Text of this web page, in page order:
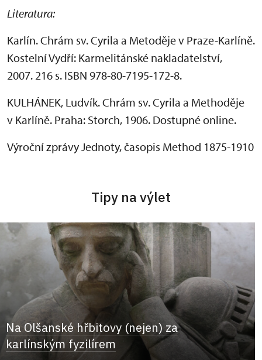
Literatura:
Karlín. Chrám sv. Cyrila a Metoděje v Praze-Karlíně.
Kostelní Vydří: Karmelitánské nakladatelství,
2007. 216 s. ISBN 978-80-7195-172-8.
KULHÁNEK, Ludvík. Chrám sv. Cyrila a Methoděje
v Karlíně. Praha: Storch, 1906. Dostupné online.
Výroční zprávy Jednoty, časopis Method 1875-1910
Tipy na výlet
Na Olšanské hřbitovy (nejen) za
karlínským fyzilírem